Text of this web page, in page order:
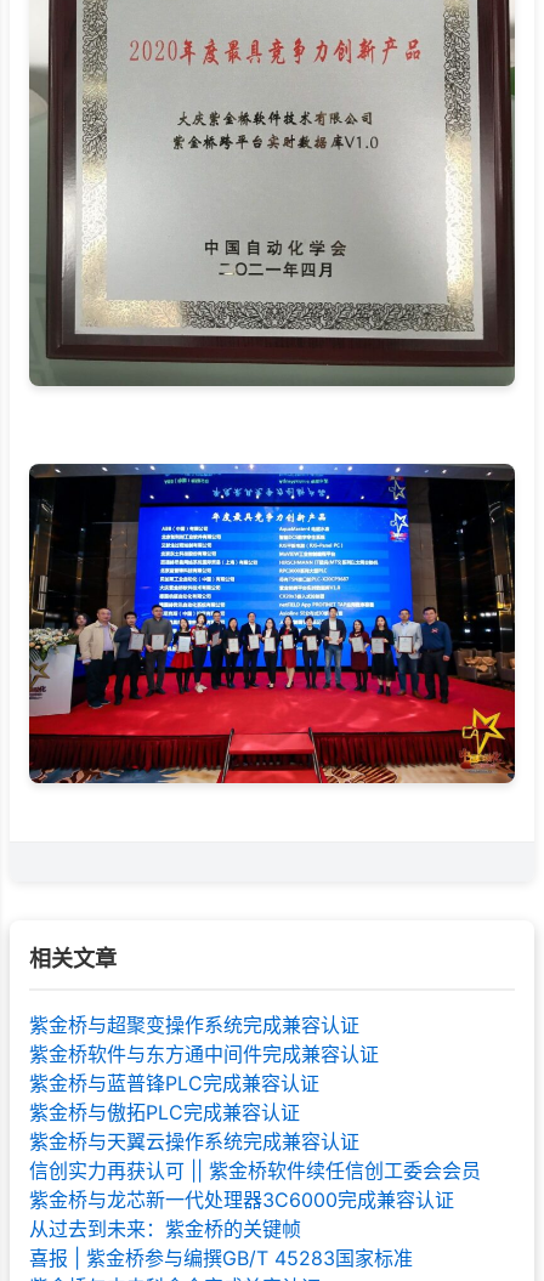
相关文章
紫金桥与超聚变操作系统完成兼容认证
紫金桥软件与东方通中间件完成兼容认证
紫金桥与蓝普锋PLC完成兼容认证
紫金桥与傲拓PLC完成兼容认证
紫金桥与天翼云操作系统完成兼容认证
信创实力再获认可 || 紫金桥软件续任信创工委会会员
紫金桥与龙芯新一代处理器3C6000完成兼容认证
从过去到未来：紫金桥的关键帧
喜报 | 紫金桥参与编撰GB/T 45283国家标准